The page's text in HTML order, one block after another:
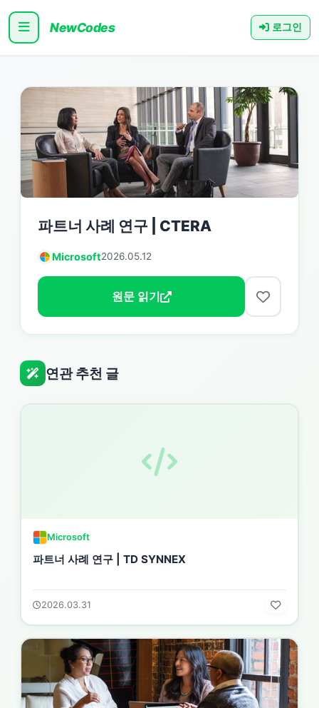
NewCodes 로그인
파트너 사례 연구 | CTERA
Microsoft2026.05.12
원문 읽기
연관 추천 글
Microsoft
파트너 사례 연구 | TD SYNNEX
2026.03.31